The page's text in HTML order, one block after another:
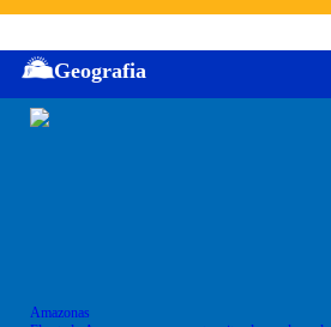
Geografia
Amazonas